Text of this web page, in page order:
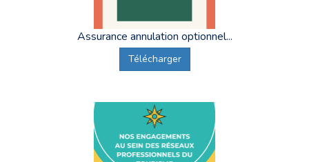
Assurance annulation optionnel...
Télécharger